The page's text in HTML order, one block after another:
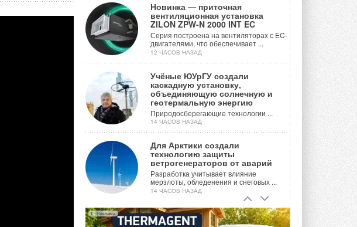
Новинка — приточная
вентиляционная установка
ZILON ZPW-N 2000 INT EC
Серия построена на вентиляторах с EC-
двигателями, что обеспечивает ...
12 ЧАСОВ НАЗАД
Учёные ЮУрГУ создали
каскадную установку,
объединяющую солнечную и
геотермальную энергию
Природосберегающие технологии ...
14 ЧАСОВ НАЗАД
Для Арктики создали
технологию защиты
ветрогенераторов от аварий
Разработка учитывает влияние
мерзлоты, обледенения и снеговых ...
14 ЧАСОВ НАЗАД
Гибридный тепловой насос PV/T
с одним общим испарителем
Реклама